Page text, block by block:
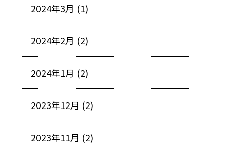
2024年3月 (1)
2024年2月 (2)
2024年1月 (2)
2023年12月 (2)
2023年11月 (2)